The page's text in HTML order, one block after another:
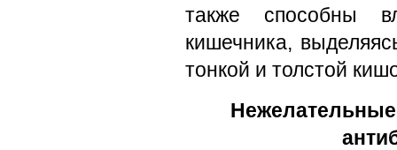
также способны
кишечника,
тонкой и толстой